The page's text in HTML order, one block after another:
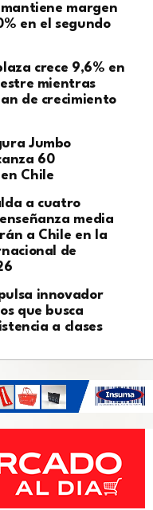
margen
en el segundo
crece 9,6% en
mientras
de crecimiento
Jumbo
60
Chile
a cuatro
media
a Chile en la
de
innovador
que busca
a clases